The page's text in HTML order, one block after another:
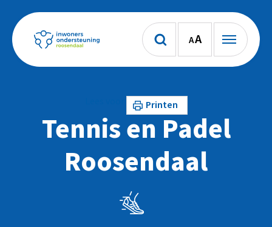
AA
Printen
Tennis en Padel
Roosendaal